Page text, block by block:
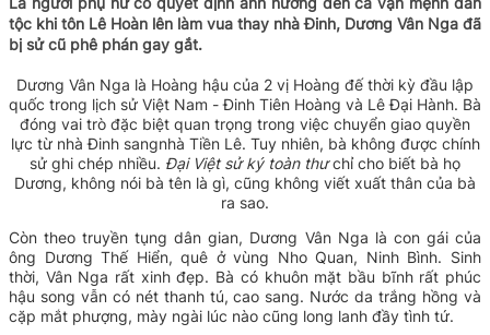
tộc khi tôn Lê Hoàn lên làm vua thay nhà Đinh, Dương Vân Nga đã
bị sử cũ phê phán gay gắt.
Dương Vân Nga là Hoàng hậu của 2 vị Hoàng đế thời kỳ đầu lập
quốc trong lịch sử Việt Nam -Đinh Tiên Hoàng và Lê Đại Hành. Bà
đóng vai trò đặc biệt quan trọng trong việc chuyển giao quyền
lực từ nhà Đinhsangnhà Tiền Lê. Tuy nhiên, bà không được chính
sử ghi chép nhiều. Đại Việt sử ký toàn thưchỉ cho biết bà họ
Dương, không nói bà tên là gì, cũng không viết xuất thân của bà
ra sao.
Còn theo truyền tụng dân gian, Dương Vân Nga là con gái của
ông Dương Thế Hiển, quê ở vùng Nho Quan, Ninh Bình. Sinh
thời, Vân Nga rất xinh đẹp. Bà có khuôn mặt bầu bĩnh rất phúc
hậu song vẫn có nét thanh tú, cao sang. Nước da trắng hồng và
cặp mắt phượng, mày ngài lúc nào cũng long lanh đầy tình tứ.